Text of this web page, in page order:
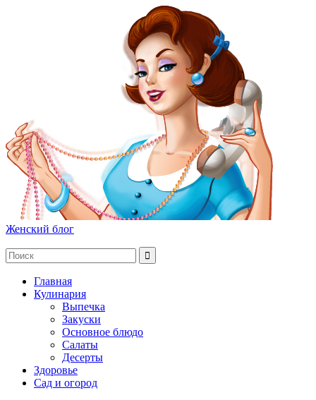
Женский блог
Главная
Кулинария
Выпечка
Закуски
Основное блюдо
Салаты
Десерты
Здоровье
Сад и огород